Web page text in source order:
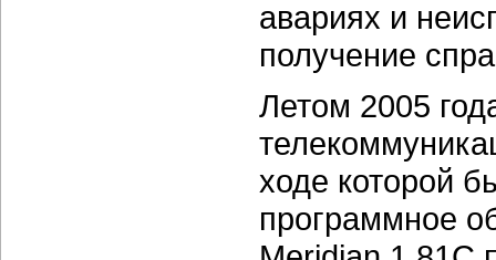
авариях и
получение
Летом 2005
ходе которой
программное